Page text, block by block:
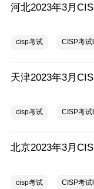
河北2023年3月
cisp考试 CISP考试
天津2023年3月
cisp考试 CISP考试
北京2023年3月
cisp考试 CISP考试